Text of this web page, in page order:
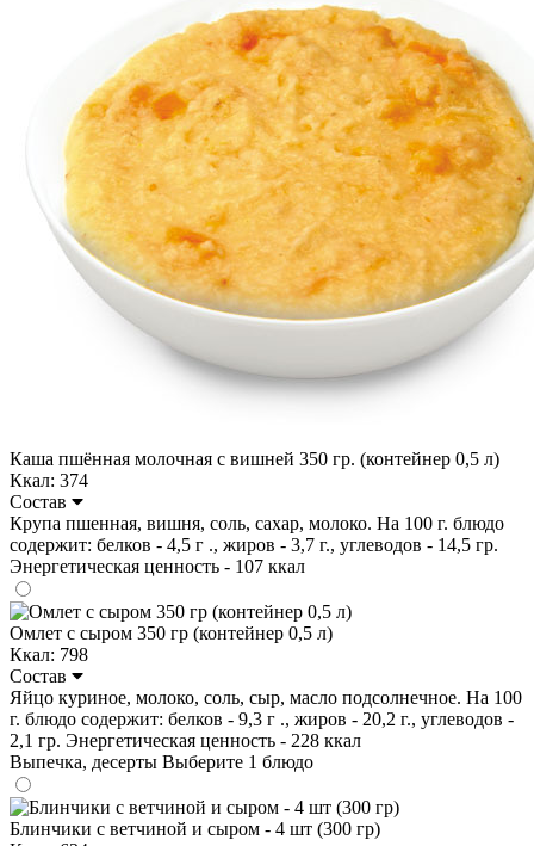
Каша пшённая молочная с вишней 350 гр. (контейнер 0,5 л)
Ккал: 374
Состав
Крупа пшенная, вишня, соль, сахар, молоко. На 100 г. блюдо
содержит: белков - 4,5 г ., жиров - 3,7 г., углеводов - 14,5 гр.
Энергетическая ценность - 107 ккал
Омлет с сыром 350 гр (контейнер 0,5 л)
Ккал: 798
Состав
Яйцо куриное, молоко, соль, сыр, масло подсолнечное. На 100
г. блюдо содержит: белков - 9,3 г ., жиров - 20,2 г., углеводов -
2,1 гр. Энергетическая ценность - 228 ккал
Выпечка, десерты Выберите 1 блюдо
Блинчики с ветчиной и сыром - 4 шт (300 гр)